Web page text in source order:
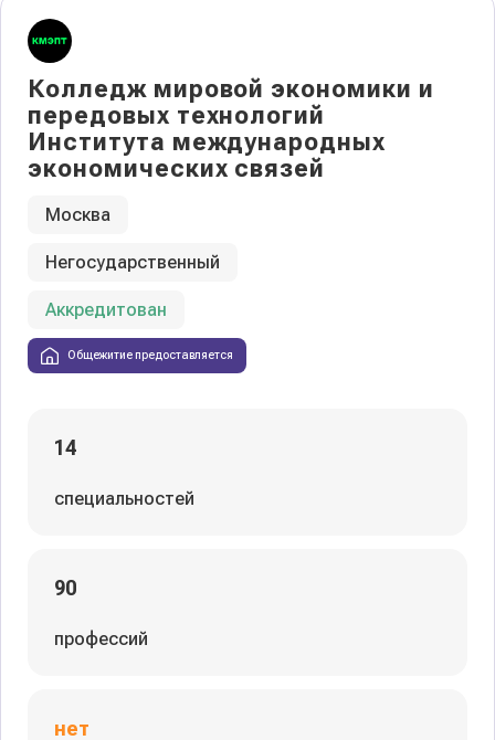
Колледж мировой экономики и
передовых технологий
Института международных
экономических связей
Москва
Негосударственный
Аккредитован
Общежитие предоставляется
14
специальностей
90
профессий
нет